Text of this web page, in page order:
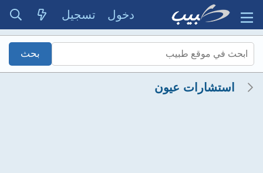
دخول تسجيل
استشارات عيون